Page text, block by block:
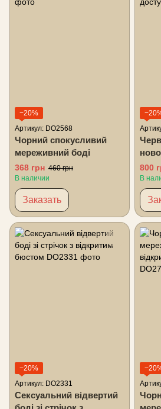
−20%
Артикул: DO2568
Чорний спокусливий
мереживний боді
368 грн 460 грн
В наличии
Заказать
800
В
−20%
Артикул: DO2331
Сексуальний відвертий